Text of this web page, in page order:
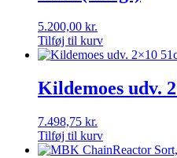
5.200,00 kr.
Tilføj til kurv
Kildemoes udv.
7.498,75 kr.
Tilføj til kurv